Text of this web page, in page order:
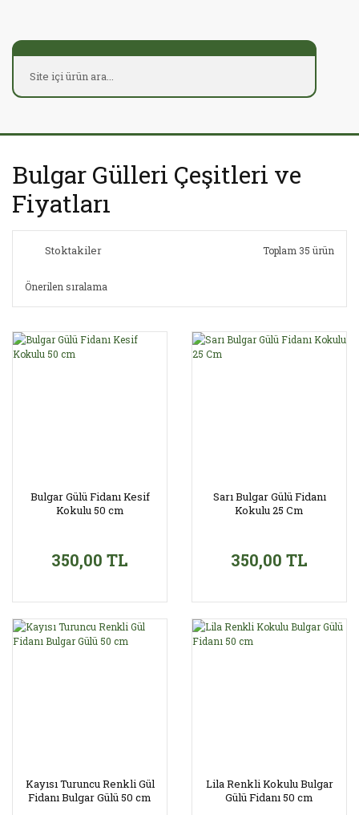
Bulgar Gülleri Çeşitleri ve
Fiyatları
Stoktakiler Toplam 35 ürün
Bulgar Gülü Fidanı Kesif
Kokulu 50 cm
350,00 TL
Sarı Bulgar Gülü Fidanı
Kokulu 25 Cm
350,00 TL
Kayısı Turuncu Renkli Gül
Fidanı Bulgar Gülü 50 cm
Lila Renkli Kokulu Bulgar
Gülü Fidanı 50 cm